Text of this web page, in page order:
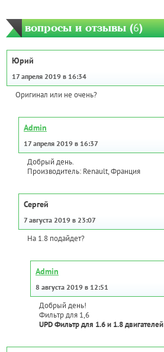
вопросы и отзывы (6)
Юрий
17 апреля 2019 в 16:34
Оригинал или не очень?
Admin
17 апреля 2019 в 16:37
Добрый день.
Производитель: Renault, Франция
Сергей
7 августа 2019 в 23:07
На 1.8 подайдет?
Admin
8 августа 2019 в 12:51
Добрый день!
Фильтр для 1,6
UPD Фильтр для 1.6 и 1.8 двигателей